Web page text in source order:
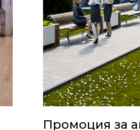
Промоция за